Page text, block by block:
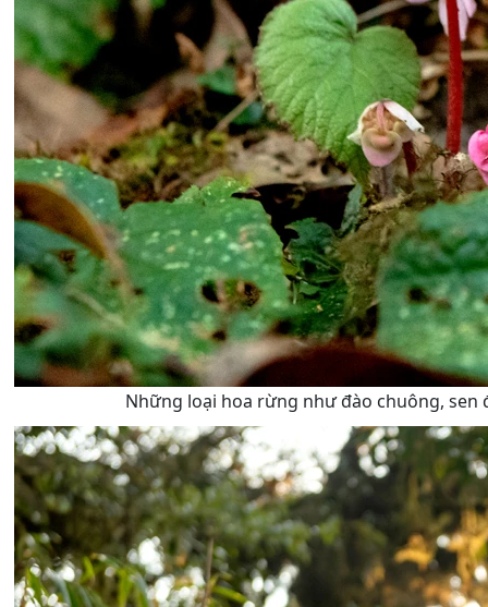
Những loại hoa rừng như đào chuông, sen